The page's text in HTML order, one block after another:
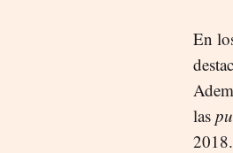
En
las
2018.